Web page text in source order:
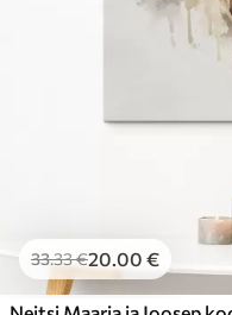
33.33€20.00 €